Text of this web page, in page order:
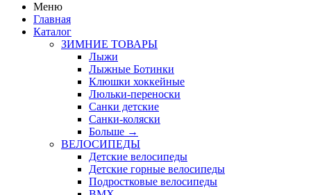
Меню
Главная
Каталог
ЗИМНИЕ ТОВАРЫ
Лыжи
Лыжные Ботинки
Клюшки хоккейные
Люльки-переноски
Санки детские
Санки-коляски
Больше →
ВЕЛОСИПЕДЫ
Детские велосипеды
Детские горные велосипеды
Подростковые велосипеды